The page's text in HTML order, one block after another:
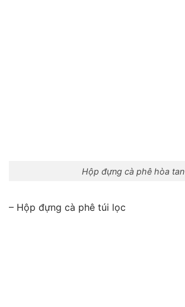
Hộp đựng cà phê hòa tan
– Hộp đựng cà phê túi lọc